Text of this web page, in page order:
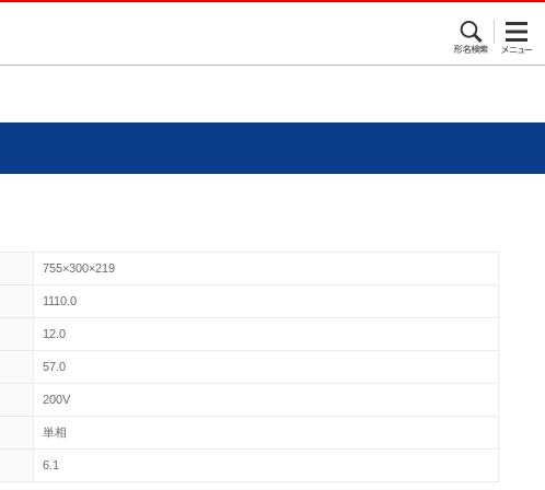
755×300×219
1110.0
12.0
57.0
200V
単相
6.1